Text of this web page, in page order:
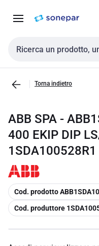
navigazione alla
Cerca input
Torna indietro
ABB SPA -
400 EKIP DIP
1SDA100528R1
copia
Cod. prodotto
copia
Cod. produttore